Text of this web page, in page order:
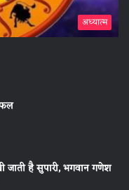
अध्यात्म
जाती है सुपारी, भगवान गणेश